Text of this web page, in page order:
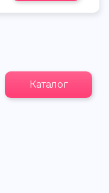
Каталог